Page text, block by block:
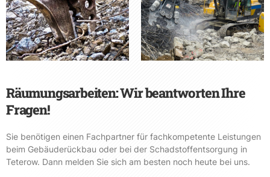
Räumungsarbeiten: Wir beantworten Ihre
Fragen!
Sie benötigen einen Fachpartner für fachkompetente Leistungen
beim Gebäuderückbau oder bei der Schadstoffentsorgung in
Teterow. Dann melden Sie sich am besten noch heute bei uns.